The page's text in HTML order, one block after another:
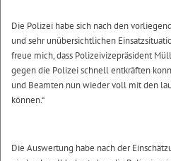
Die Polizei habe sich nach den
und sehr unübersichtlichen
freue mich, dass Polizeivizepräsident
gegen die Polizei schnell entkräften
und Beamten nun wieder voll mit den
können.“
Die Auswertung habe nach der